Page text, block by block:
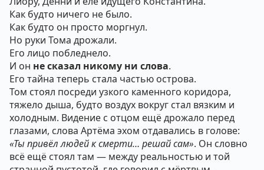
Как будто ничего не было.
Как будто он просто моргнул.
Но руки Тома дрожали.
Его лицо побледнело.
И он не сказал никому ни слова.
Его тайна теперь стала частью острова.
Том стоял посреди узкого каменного коридора,
тяжело дыша, будто воздух вокруг стал вязким и
холодным. Видение с отцом ещё дрожало перед
глазами, слова Артёма эхом отдавались в голове:
«Ты привёл людей к смерти… решай сам». Он словно
всё ещё стоял там — между реальностью и той